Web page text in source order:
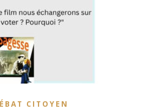
CITOYEN